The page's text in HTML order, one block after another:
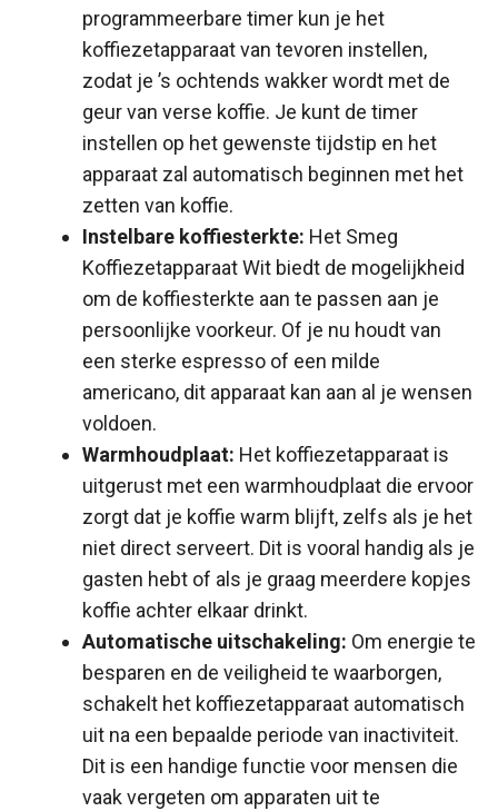
programmeerbare timer kun je het
koffiezetapparaat van tevoren instellen,
zodat je ’s ochtends wakker wordt met de
geur van verse koffie. Je kunt de timer
instellen op het gewenste tijdstip en het
apparaat zal automatisch beginnen met het
zetten van koffie.
Instelbare koffiesterkte: Het Smeg
Koffiezetapparaat Wit biedt de mogelijkheid
om de koffiesterkte aan te passen aan je
persoonlijke voorkeur. Of je nu houdt van
een sterke espresso of een milde
americano, dit apparaat kan aan al je wensen
voldoen.
Warmhoudplaat: Het koffiezetapparaat is
uitgerust met een warmhoudplaat die ervoor
zorgt dat je koffie warm blijft, zelfs als je het
niet direct serveert. Dit is vooral handig als je
gasten hebt of als je graag meerdere kopjes
koffie achter elkaar drinkt.
Automatische uitschakeling: Om energie te
besparen en de veiligheid te waarborgen,
schakelt het koffiezetapparaat automatisch
uit na een bepaalde periode van inactiviteit.
Dit is een handige functie voor mensen die
vaak vergeten om apparaten uit te